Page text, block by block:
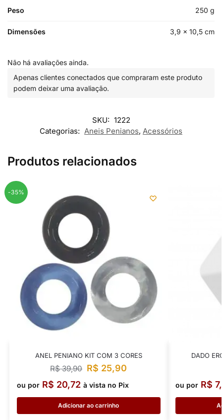
Peso 250 g
Dimensões 3,9 × 10,5 cm
Não há avaliações ainda.
Apenas clientes conectados que compraram este produto
podem deixar uma avaliação.
SKU: 1222
Categorias: Aneis Penianos, Acessórios
Produtos relacionados
-35%
ANEL PENIANO KIT COM 3 CORES
R$39,90 R$ 25,90
ou por R$ 20,72 à vista no Pix
Adicionar ao carrinho
DADO
ou por R$